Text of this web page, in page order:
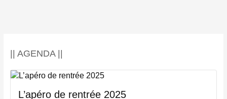
|| AGENDA ||
L’apéro de rentrée 2025